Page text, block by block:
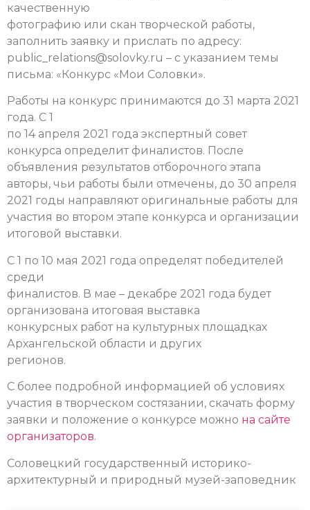
качественную
фотографию или скан творческой работы,
заполнить заявку и прислать по адресу:
public_relations@solovky.ru – с указанием темы
письма: «Конкурс «Мои Соловки».
Работы на конкурс принимаются до 31 марта 2021
года. С 1
по 14 апреля 2021 года экспертный совет
конкурса определит финалистов. После
объявления результатов отборочного этапа
авторы, чьи работы были отмечены, до 30 апреля
2021 годы направляют оригинальные работы для
участия во втором этапе конкурса и организации
итоговой выставки.
С 1 по 10 мая 2021 года определят победителей
среди
финалистов. В мае – декабре 2021 года будет
организована итоговая выставка
конкурсных работ на культурных площадках
Архангельской области и других
регионов.
С более подробной информацией об условиях
участия в творческом состязании, скачать форму
заявки и положение о конкурсе можно на сайте
организаторов.
Соловецкий государственный историко-
архитектурный и природный музей-заповедник